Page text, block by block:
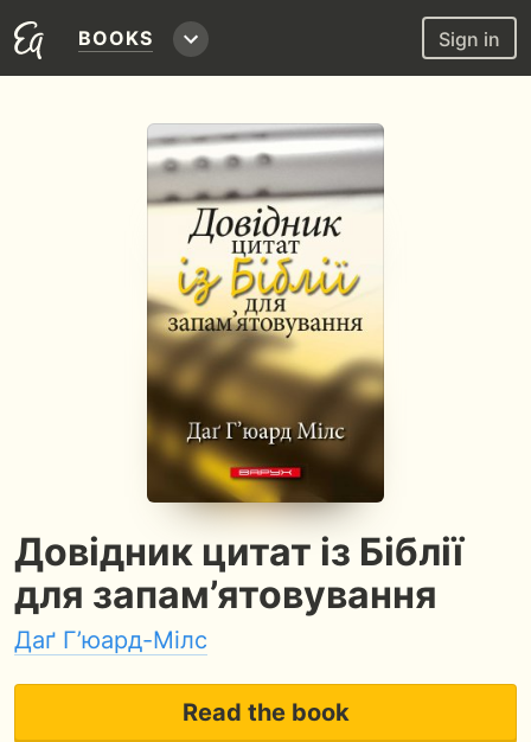
BOOKS Sign in
Довідник цитат із Біблії
для запам’ятовування
Даґ Г’юард-Мілс
Read the book